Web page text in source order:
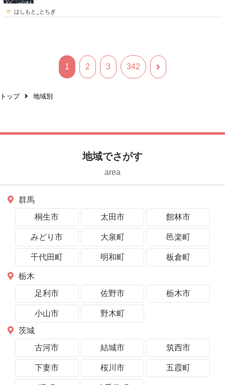
はしもと_とちぎ
1 2 3 342
トップ 地域別
地域でさがす
area
群馬
桐生市
太田市 館林市
みどり市 大泉町 邑楽町
千代田町 明和町 板倉町
栃木
足利市
佐野市 栃木市
小山市
野木町
茨城
古河市
結城市 筑西市
下妻市 桜川市 五霞町